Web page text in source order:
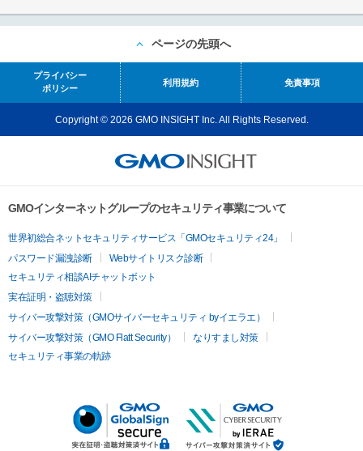
ページの先頭へ
プライバシー
ポリシー
利用規約 免責事項
Copyright © 2026 GMO INSIGHT Inc. All Rights Reserved.
GMOインターネットグループのセキュリティ事業について
世界初総合ネットセキュリティサービス「GMOセキュリティ24」
パスワード漏洩診断
Webサイトリスク診断
セキュリティ相談AIチャットボット
実在証明・盗聴対策
サイバー攻撃対策（GMOサイバーセキュリティ byイエラエ）
サイバー攻撃対策（GMO Flatt Security）
なりすまし対策
セキュリティ事業の軌跡